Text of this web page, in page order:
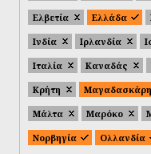
Ελβετία
Ελλάδα
Ινδία
Ιρλανδία
Ιταλία
Καναδάς
Κρήτη
Μαγαδασκάρη
Μάλτα
Μαρόκο
Νορβηγία
Ολλανδία